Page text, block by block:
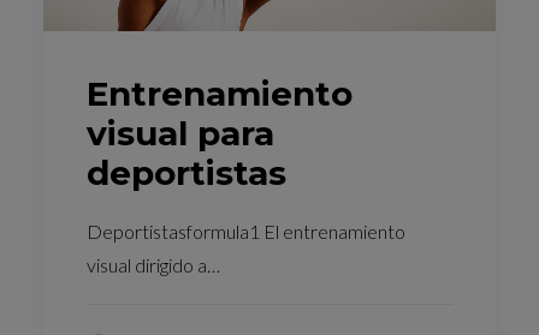
Entrenamiento
visual para
deportistas
Deportistasformula1 El entrenamiento
visual dirigido a…